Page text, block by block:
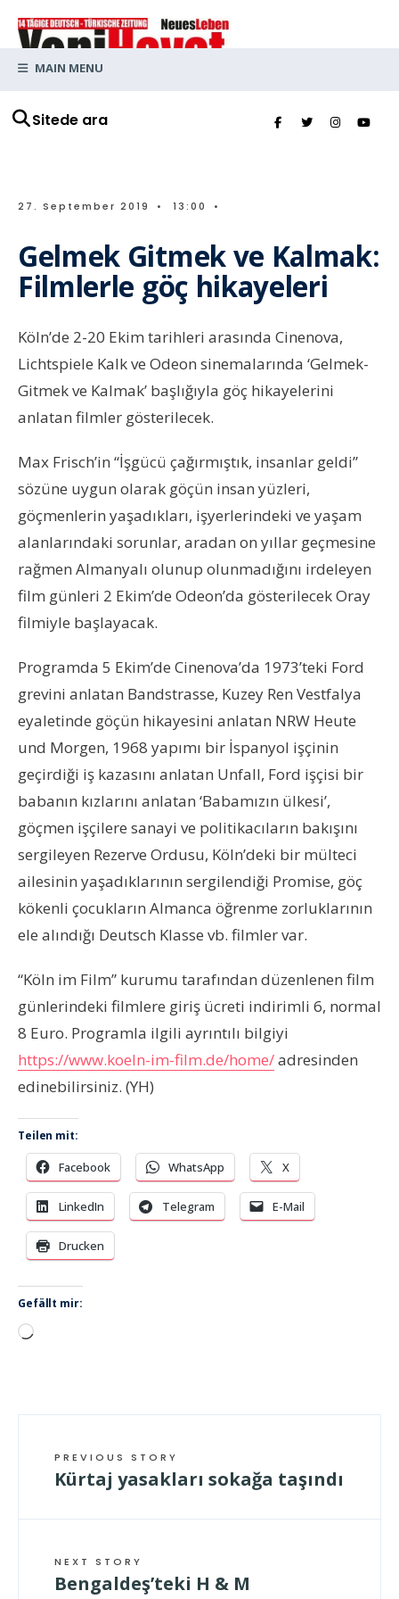
Sitede ara
MAIN MENU
27. September 2019 • 13:00 •
Gelmek Gitmek ve Kalmak:
Filmlerle göç hikayeleri
Köln’de 2-20 Ekim tarihleri arasında Cinenova,
Lichtspiele Kalk ve Odeon sinemalarında ‘Gelmek-
Gitmek ve Kalmak’ başlığıyla göç hikayelerini
anlatan filmler gösterilecek.
Max Frisch’in “İşgücü çağırmıştık, insanlar geldi”
sözüne uygun olarak göçün insan yüzleri,
göçmenlerin yaşadıkları, işyerlerindeki ve yaşam
alanlarındaki sorunlar, aradan on yıllar geçmesine
rağmen Almanyalı olunup olunmadığını irdeleyen
film günleri 2 Ekim’de Odeon’da gösterilecek Oray
filmiyle başlayacak.
Programda 5 Ekim’de Cinenova’da 1973’teki Ford
grevini anlatan Bandstrasse, Kuzey Ren Vestfalya
eyaletinde göçün hikayesini anlatan NRW Heute
und Morgen, 1968 yapımı bir İspanyol işçinin
geçirdiği iş kazasını anlatan Unfall, Ford işçisi bir
babanın kızlarını anlatan ‘Babamızın ülkesi’,
göçmen işçilere sanayi ve politikacıların bakışını
sergileyen Rezerve Ordusu, Köln’deki bir mülteci
ailesinin yaşadıklarının sergilendiği Promise, göç
kökenli çocukların Almanca öğrenme zorluklarının
ele alındığı Deutsch Klasse vb. filmler var.
“Köln im Film” kurumu tarafından düzenlenen film
günlerindeki filmlere giriş ücreti indirimli 6, normal
8 Euro. Programla ilgili ayrıntılı bilgiyi
https://www.koeln-im-film.de/home/adresinden
edinebilirsiniz. (YH)
Teilen mit:
Facebook WhatsApp X
LinkedIn Telegram E-Mail
Drucken
Gefällt mir:
Wird
PREVIOUS STORY
Kürtaj yasakları sokağa taşındı
NEXT STORY
Bengaldeş’teki H & M